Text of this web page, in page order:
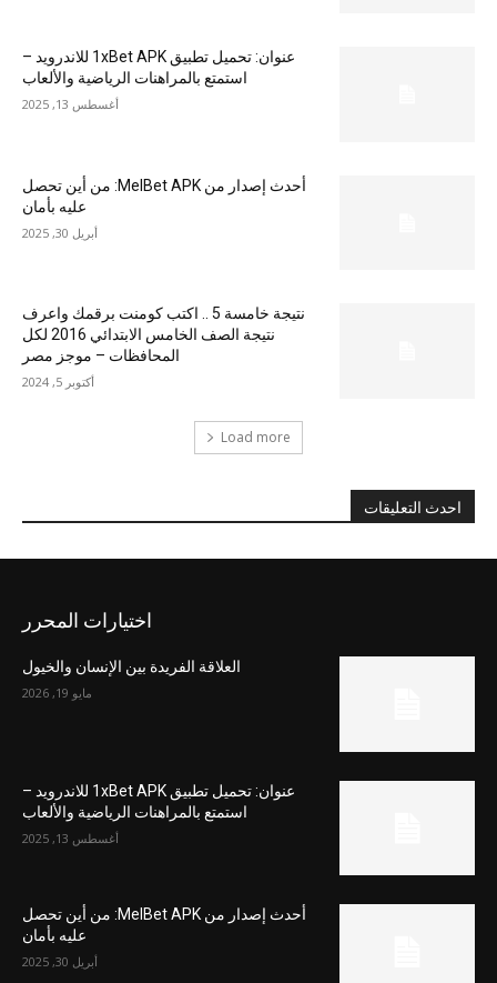
عنوان: تحميل تطبيق 1xBet APK للاندرويد –
استمتع بالمراهنات الرياضية والألعاب
أغسطس 13, 2025
أحدث إصدار من MelBet APK: من أين تحصل
عليه بأمان
أبريل 30, 2025
نتيجة خامسة 5 .. اكتب كومنت برقمك واعرف
نتيجة الصف الخامس الابتدائي 2016 لكل
المحافظات – موجز مصر
أكتوبر 5, 2024
Load more
احدث التعليقات
اختيارات المحرر
العلاقة الفريدة بين الإنسان والخيول
مايو 19, 2026
عنوان: تحميل تطبيق 1xBet APK للاندرويد –
استمتع بالمراهنات الرياضية والألعاب
أغسطس 13, 2025
أحدث إصدار من MelBet APK: من أين تحصل
عليه بأمان
أبريل 30, 2025